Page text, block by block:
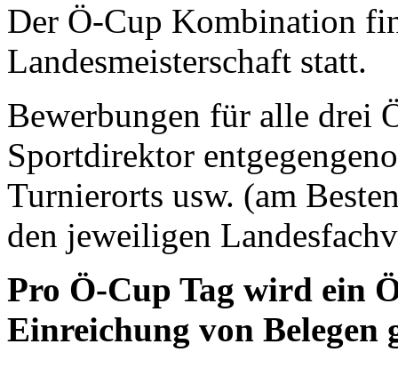
Der Ö-Cup Kombination
Landesmeisterschaft statt.
Bewerbungen für alle drei
Sportdirektor
Turnierorts usw. (am
den jeweiligen
Pro Ö-Cup Tag wird ein
Einreichung von Belegen